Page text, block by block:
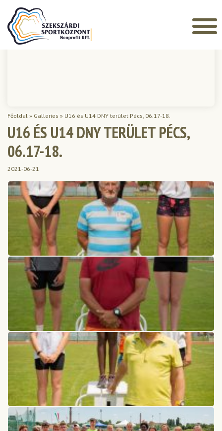
Főoldal » Galleries » U16 és U14 DNY terület Pécs, 06.17-18.
U16 ÉS U14 DNY TERÜLET PÉCS,
06.17-18.
2021-06-21